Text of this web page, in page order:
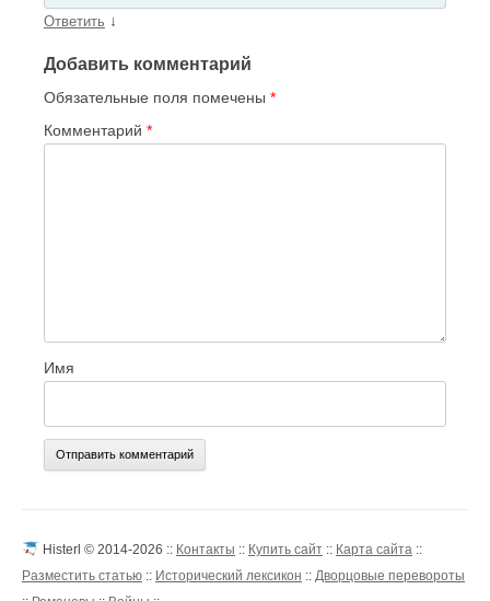
Ответить ↓
Добавить комментарий
Обязательные поля помечены *
Комментарий *
Имя
Histerl © 2014-2026 :: Контакты :: Купить сайт :: Карта сайта ::
Разместить статью :: Исторический лексикон :: Дворцовые перевороты